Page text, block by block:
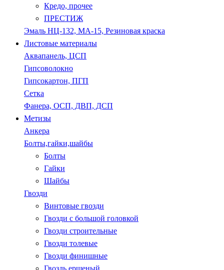
Кредо, прочее
ПРЕСТИЖ
Эмаль НЦ-132, МА-15, Резиновая краска
Листовые материалы
Аквапанель, ЦСП
Гипсоволокно
Гипсокартон, ПГП
Сетка
Фанера, ОСП, ДВП, ДСП
Метизы
Анкера
Болты,гайки,шайбы
Болты
Гайки
Шайбы
Гвозди
Винтовые гвозди
Гвозди с большой головкой
Гвозди строительные
Гвозди толевые
Гвозди финишные
Гвоздь ершеный